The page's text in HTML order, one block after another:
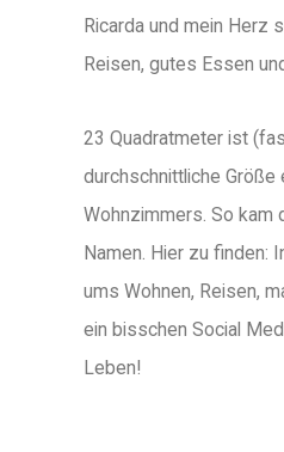
Ricarda und mein Herz
Reisen, gutes Essen
23 Quadratmeter ist
durchschnittliche Größe
Wohnzimmers. So kam
Namen. Hier zu finden:
ums Wohnen, Reisen,
ein bisschen Social
Leben!